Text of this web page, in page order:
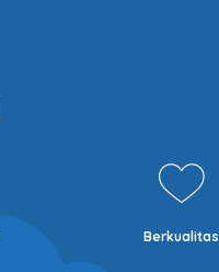
Berkualitas